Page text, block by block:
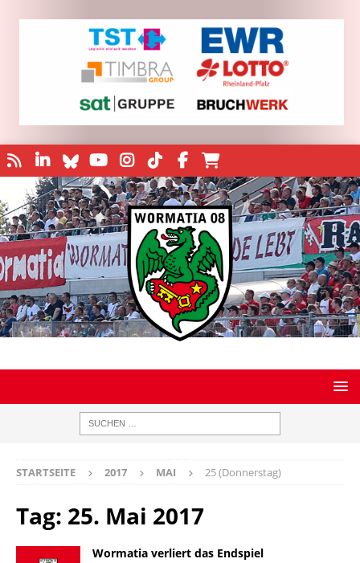
STARTSEITE 2017 MAI 25 (Donnerstag)
Tag: 25. Mai 2017
Wormatia verliert das Endspiel